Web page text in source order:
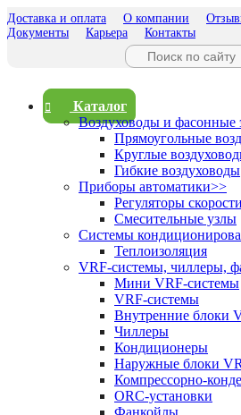
Доставка и оплата О компании
Документы
Карьера Контакты
Каталог
Воздуховоды и фасонные
Прямоугольные
Круглые
Гибкие воздуховоды
Приборы автоматики>>
Регуляторы скорости
Смесительные узлы
Системы
Теплоизоляция
VRF-системы, чиллеры,
Мини VRF-системы
VRF-системы
Внутренние блоки
Чиллеры
Кондиционеры
Наружные блоки
Компрессорно-
ORC-установки
Фанкойлы